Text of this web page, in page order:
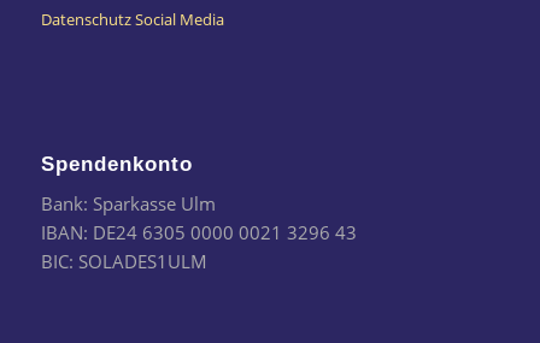
Datenschutz Social Media
Spendenkonto
Bank: Sparkasse Ulm
IBAN: DE24 6305 0000 0021 3296 43
BIC: SOLADES1ULM